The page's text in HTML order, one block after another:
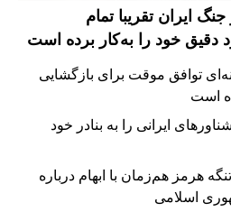
ایران تقریبا تمام
دقیق خود را به‌کار برده است
توافق موقت برای بازگشایی
است
ایرانی را به بنادر خود
هرمز هم‌زمان با ابهام درباره
اسلامی